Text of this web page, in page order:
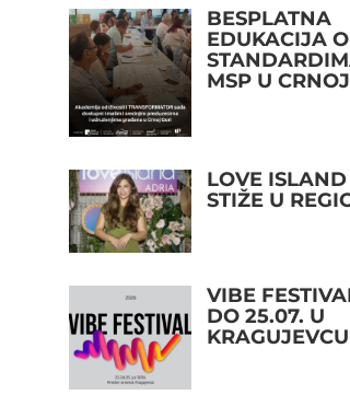
BESPLATNA
EDUKACIJA O
MSP U
LOVE
STIŽE U
VIBE
DO 25.07. U
KRAGUJEVCU